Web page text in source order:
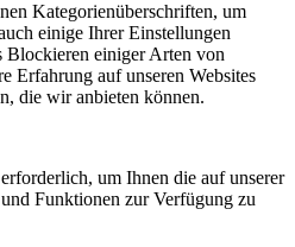
Kategorienüberschriften, um
einige Ihrer Einstellungen
Blockieren einiger Arten von
Erfahrung auf unseren Websites
die wir anbieten können.
um Ihnen die auf unserer
Funktionen zur Verfügung zu